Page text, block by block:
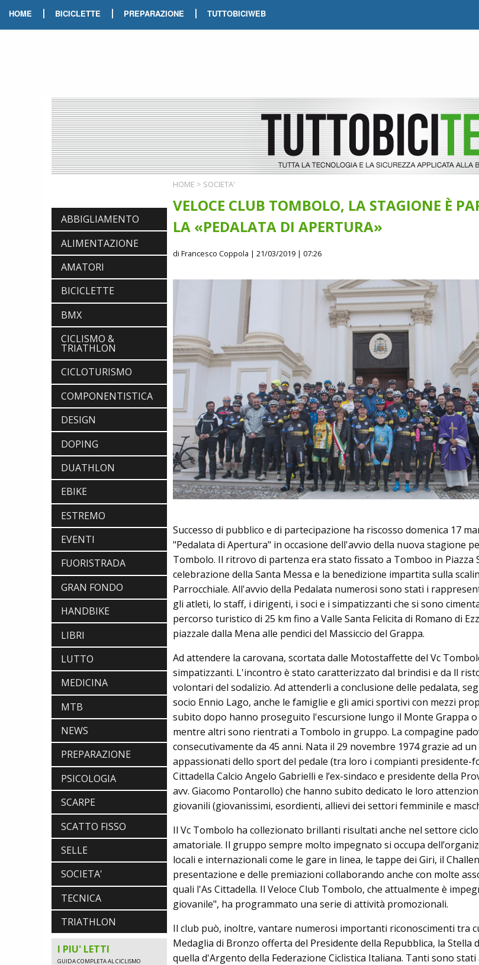
HOME | BICICLETTE | PREPARAZIONE | TUTTOBICIWEB
ABBIGLIAMENTO
ALIMENTAZIONE
AMATORI
BICICLETTE
BMX
CICLISMO &
TRIATHLON
CICLOTURISMO
COMPONENTISTICA
DESIGN
DOPING
DUATHLON
EBIKE
ESTREMO
EVENTI
FUORISTRADA
GRAN FONDO
HANDBIKE
LIBRI
LUTTO
MEDICINA
MTB
NEWS
PREPARAZIONE
PSICOLOGIA
SCARPE
SCATTO FISSO
SELLE
SOCIETA'
TECNICA
TRIATHLON
I PIU' LETTI
EBIKE
E-BIKE ENDURO CON MANOLO
GUIDA COMPLETA AL CICLISMO
GRATUITO DI ETHICSPORT
EBIKE
E-BIKE ENDURO CON MANOLO
MORETTINI E FILIPPO COLARUSSO
ALIMENTAZIONE
GUIDA COMPLETA AL CICLISMO
MODERNO: SCARICA L'E-BOOK
HOME > SOCIETA'
VELOCE CLUB TOMBOLO, LA STAGIONE È
LA «PEDALATA DI APERTURA»
di Francesco Coppola | 21/03/2019 | 07:26
Successo di pubblico e di partecipazione ha riscosso domenica 17
"Pedalata di Apertura" in occasione dell'avvio della nuova stagione
Tombolo. Il ritrovo di partenza era stato fissato a Tomboo in Piazza
celebrazione della Santa Messa e la benedizione impartita sulla
Parrocchiale. All'avvio della Pedalata numerosi sono stati i
gli atleti, lo staff, i dirigenti, i soci e i simpatizzanti che si sono
percorso turistico di 25 km fino a Valle Santa Felicita di Romano di
piazzale dalla Mena alle pendici del Massiccio del Grappa.
Ad attendere la carovana, scortata dalle Motostaffette del Vc
simpatizzanti. L'incontro è stato caratterizzato dal brindisi e da ll
volontari del sodalizio. Ad attenderli a conclusione delle pedalata,
socio Ennio Lago, anche le famiglie e gli amici sportivi con mezzi
subito dopo hanno proseguito l'escursione lungo il Monte Grappa o
mentre altri sono rientrati a Tombolo in gruppo. La compagine
consecutivamente da 45 anni. Nata il 29 novembre 1974 grazie ad
appassionati dello sport del pedale (tra loro i compianti presidente-
Cittadella Calcio Angelo Gabrielli e l’ex-sindaco e presidente della
avv. Giacomo Pontarollo) che hanno subito dedicato le loro
giovanili (giovanissimi, esordienti, allievi dei settori femminile e
Il Vc Tombolo ha collezionato brillanti risultati anche nel settore
amatoriale. Il gruppo sempre molto impegnato si occupa
locali e internazionali come le gare in linea, le tappe dei Giri, il
presentazione e delle premiazioni collaborando anche con molte
quali l'As Cittadella. Il Veloce Club Tombolo, che attualmente è
giovanile", ha programmato una serie di attività promozionali.
Il club può, inoltre, vantare numerosi importanti riconoscimenti tra
Medaglia di Bronzo offerta del Presidente della Repubblica, la Stella
quella d'Argento della Federazione Ciclistica Italiana. Tanti sono